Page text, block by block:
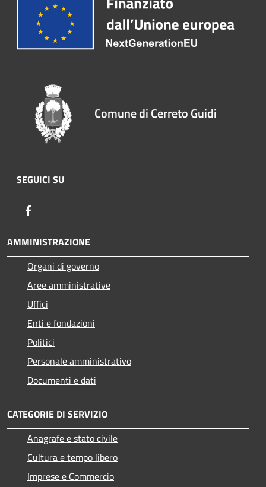
Comune di Cerreto Guidi
SEGUICI SU
AMMINISTRAZIONE
Organi di governo
Aree amministrative
Uffici
Enti e fondazioni
Politici
Personale amministrativo
Documenti e dati
CATEGORIE DI SERVIZIO
Anagrafe e stato civile
Cultura e tempo libero
Imprese e Commercio